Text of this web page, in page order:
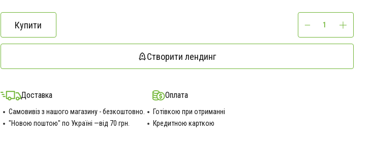
Купити
Створити лендинг
Доставка
Самовивіз з нашого магазину - безкоштовно.
"Новою поштою" по Україні —від 70 грн.
Оплата
Готівкою при отриманні
Кредитною карткою